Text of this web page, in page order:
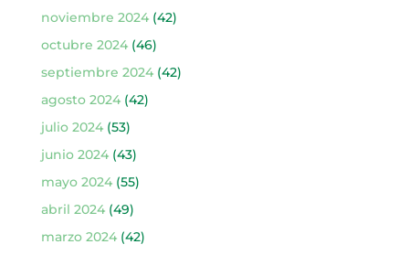
noviembre 2024(42)
octubre 2024(46)
septiembre 2024(42)
agosto 2024(42)
julio 2024(53)
junio 2024(43)
mayo 2024(55)
abril 2024(49)
marzo 2024(42)